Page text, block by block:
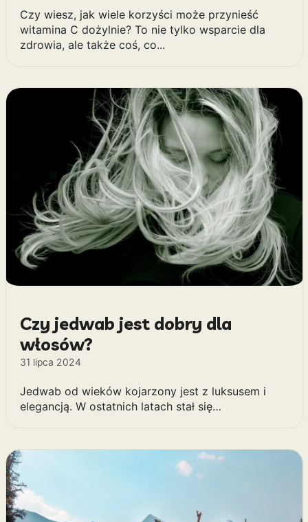
Czy wiesz, jak wiele korzyści może przynieść
witamina C dożylnie? To nie tylko wsparcie dla
zdrowia, ale także coś, co...
Czy jedwab jest dobry dla
włosów?
31 lipca 2024
Jedwab od wieków kojarzony jest z luksusem i
elegancją. W ostatnich latach stał się…